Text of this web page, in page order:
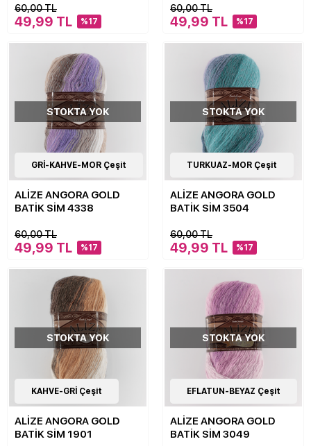
60,00 TL
49,99 TL %17
60,00 TL
49,99 TL %17
17Çeşit
STOKTA YOK
GRİ-KAHVE-MOR Çeşit
ALİZE ANGORA GOLD
BATİK SİM 4338
60,00 TL
49,99 TL %17
17Çeşit
STOKTA YOK
TURKUAZ-MOR Çeşit
ALİZE ANGORA GOLD
BATİK SİM 3504
60,00 TL
49,99 TL %17
17Çeşit
STOKTA YOK
KAHVE-GRİ Çeşit
ALİZE ANGORA GOLD
BATİK SİM 1901
17Çeşit
STOKTA YOK
EFLATUN-BEYAZ Çeşit
ALİZE ANGORA GOLD
BATİK SİM 3049